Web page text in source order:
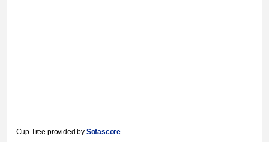
Cup Tree provided by Sofascore